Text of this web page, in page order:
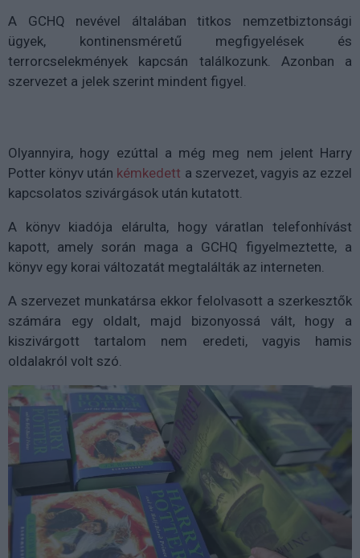
A GCHQ nevével általában titkos nemzetbiztonsági
ügyek, kontinensméretű megfigyelések és
terrorcselekmények kapcsán találkozunk. Azonban a
szervezet a jelek szerint mindent figyel.
Olyannyira, hogy ezúttal a még meg nem jelent Harry
Potter könyv után kémkedett a szervezet, vagyis az ezzel
kapcsolatos szivárgások után kutatott.
A könyv kiadója elárulta, hogy váratlan telefonhívást
kapott, amely során maga a GCHQ figyelmeztette, a
könyv egy korai változatát megtalálták az interneten.
A szervezet munkatársa ekkor felolvasott a szerkesztők
számára egy oldalt, majd bizonyossá vált, hogy a
kiszivárgott tartalom nem eredeti, vagyis hamis
oldalakról volt szó.